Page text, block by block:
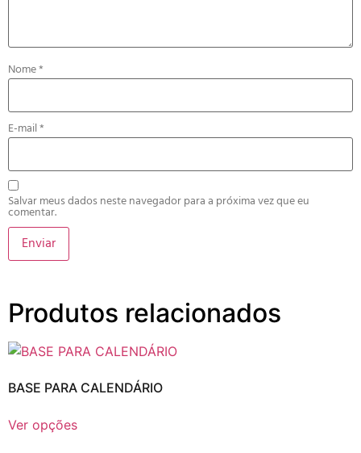
Nome*
E-mail*
Salvar meus dados neste navegador para a próxima vez que eu
comentar.
Produtos relacionados
BASE PARA CALENDÁRIO
Ver opções